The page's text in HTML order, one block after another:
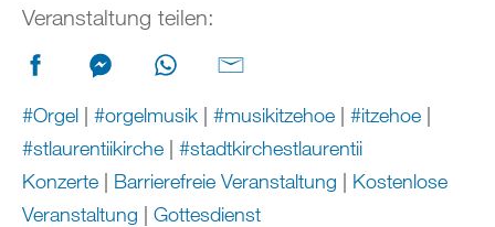
Veranstaltung teilen:
#Orgel | #orgelmusik | #musikitzehoe | #itzehoe |
#stlaurentiikirche | #stadtkirchestlaurentii
Konzerte | Barrierefreie Veranstaltung | Kostenlose
Veranstaltung | Gottesdienst